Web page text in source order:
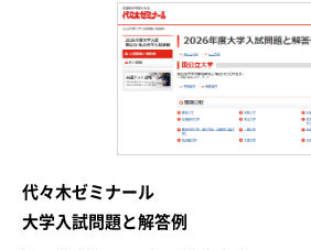
代々木ゼミナール
大学入試問題と解答例